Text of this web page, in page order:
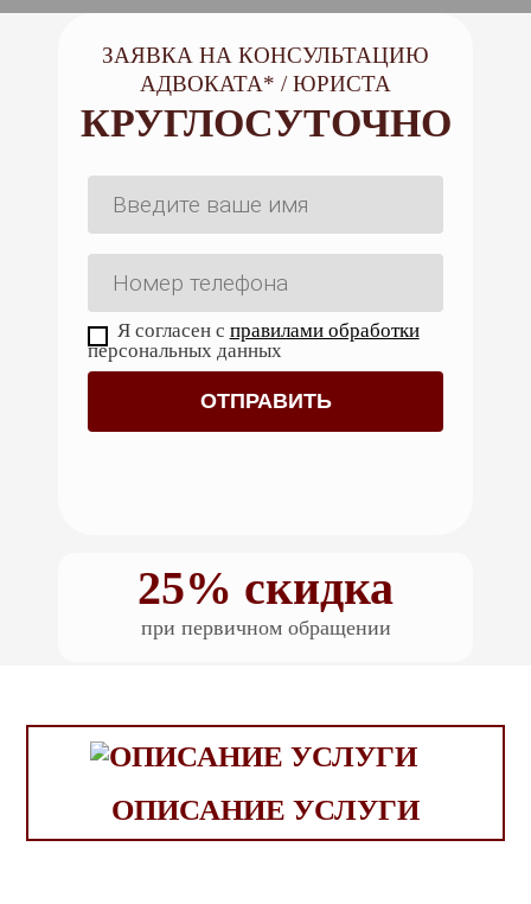
ЗАЯВКА НА КОНСУЛЬТАЦИЮ
АДВОКАТА* / ЮРИСТА
КРУГЛОСУТОЧНО
Я согласен с правилами обработки
персональных данных
25% скидка
при первичном обращении
ОПИСАНИЕ УСЛУГИ